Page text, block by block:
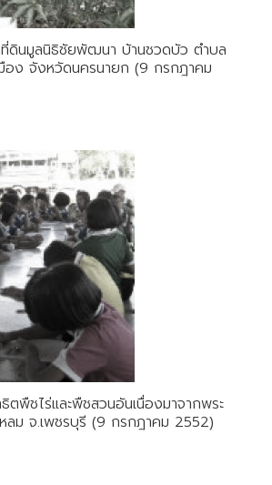
ดินมูลนิธิชัยพัฒนา บ้านชวดบัว ตำบล
อง จังหวัดนครนายก (9 กรกฎาคม
ตพืชไร่และพืชสวนอันเนื่องมาจากพระ
ลม จ.เพชรบุรี (9 กรกฎาคม 2552)